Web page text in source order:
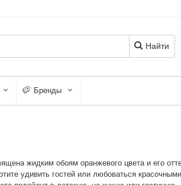
Найти
Бренды
жидким обоям оранжевого цвета и его
удивить гостей или любоваться